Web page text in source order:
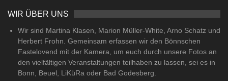
WIR ÜBER UNS
Wir sind Martina Klasen, Marion Müller-White, Arno Schatz und
Herbert Frohn. Gemeinsam erfassen wir den Bönnschen
Fastelovend mit der Kamera, um euch durch unsere Fotos an
den vielfältigen Veranstaltungen teilhaben zu lassen, sei es in
Bonn, Beuel, LiKüRa oder Bad Godesberg.